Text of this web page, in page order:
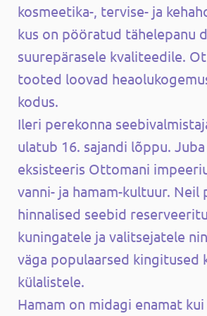
kosmeetika-, tervise- ja
kus on pööratud tähelepanu
suurepärasele kvaliteedile.
tooted loovad
kodus.
Ileri perekonna
ulatub 16. sajandi lõppu. Juba
eksisteeris Ottomani
vanni- ja hamam-kultuur. Neil
hinnalised seebid
kuningatele ja valitsejatele
väga populaarsed kingitused
külalistele.
Hamam on midagi enamat